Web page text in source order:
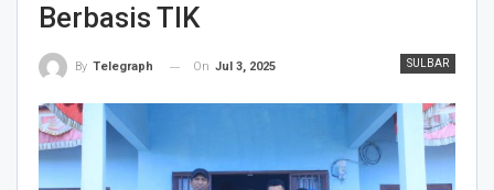
Berbasis TIK
SULBAR
By Telegraph On Jul 3, 2025